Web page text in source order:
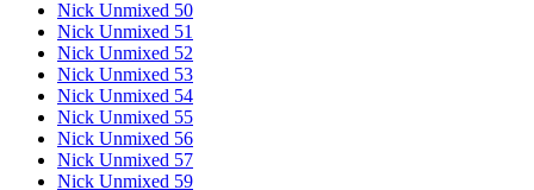
Nick Unmixed 50
Nick Unmixed 51
Nick Unmixed 52
Nick Unmixed 53
Nick Unmixed 54
Nick Unmixed 55
Nick Unmixed 56
Nick Unmixed 57
Nick Unmixed 59